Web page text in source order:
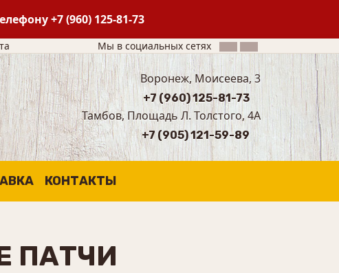
+7 (960) 125-81-73
Мы в социальных сетях
Воронеж, Моисеева, 3
+7 (960) 125-81-73
Тамбов, Площадь Л. Толстого, 4А
+7 (905) 121-59-89
КОНТАКТЫ
ПАТЧИ